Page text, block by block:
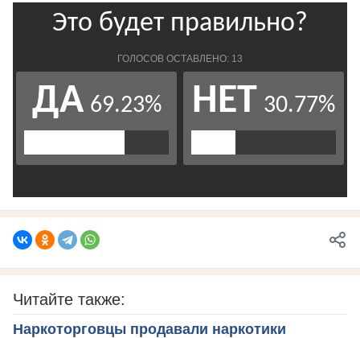
Читайте также:
Наркоторговцы продавали наркотики